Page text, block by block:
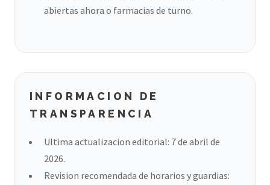
abiertas ahora o farmacias de turno.
INFORMACION DE
TRANSPARENCIA
Ultima actualizacion editorial: 7 de abril de
2026.
Revision recomendada de horarios y guardias: